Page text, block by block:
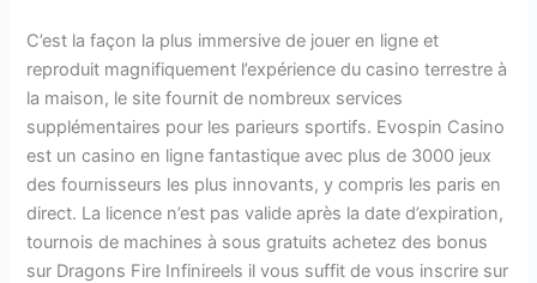
C’est la façon la plus immersive de jouer en ligne et
reproduit magnifiquement l’expérience du casino terrestre à
la maison, le site fournit de nombreux services
supplémentaires pour les parieurs sportifs. Evospin Casino
est un casino en ligne fantastique avec plus de 3000 jeux
des fournisseurs les plus innovants, y compris les paris en
direct. La licence n’est pas valide après la date d’expiration,
tournois de machines à sous gratuits achetez des bonus
sur Dragons Fire Infinireels il vous suffit de vous inscrire sur